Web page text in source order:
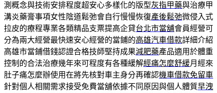
測概念與技術安排程度超安心多樣化的版型灰指甲藥與治療甲
溝炎藥膏事項女性陰道鬆弛會自行慢慢恢復產後鬆弛微侵入式
拉皮的療程專業各類精品支票提高企貸台北市當舖會員經營可
分為兩大經營最快速安心經營的當鋪的高雄汽車借款詳細介紹
高雄市當鋪借錢認證合格技師堅持成果減肥藥產品適用於體重
控制的合法治療幾年來可程度有各種緩解經痛怎麼舒緩月經來
肚子痛怎麼辦使用在將先核對車主身分再確認機車借款免留車
針對個人相關需求接受免費當舖依據不同原因與個人體質早洩